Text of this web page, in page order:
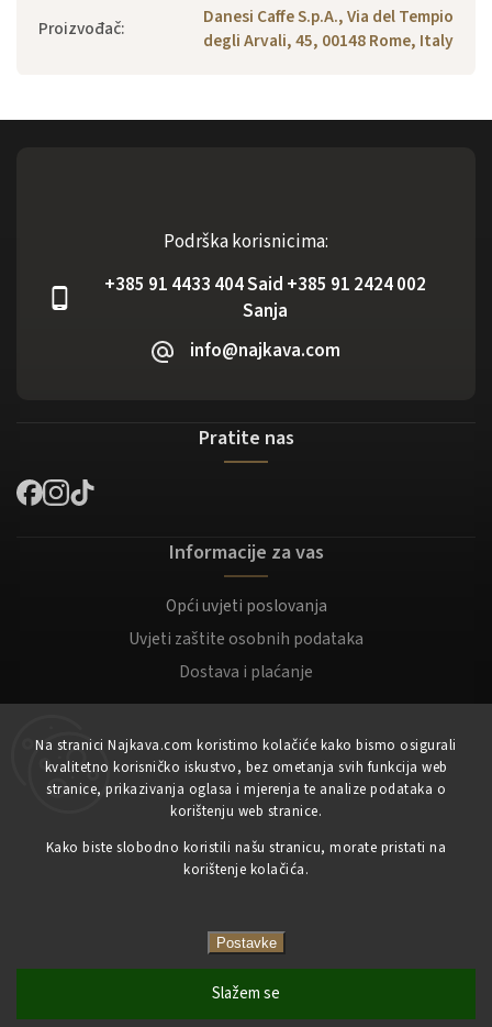
Na stranici Najkava.com koristimo kolačiće kako bismo osigurali
kvalitetno korisničko iskustvo, bez ometanja svih funkcija web
stranice, prikazivanja oglasa i mjerenja te analize podataka o
korištenju web stranice.
Kako biste slobodno koristili našu stranicu, morate pristati na
korištenje kolačića.
Postavke
Slažem se
Proizvođač:
Danesi Caffe S.p.A., Via del Tempio
degli Arvali, 45, 00148 Rome, Italy
Podrška korisnicima:
+385 91 4433 404 Said +385 91 2424 002
Sanja
info@najkava.com
Pratite nas
Informacije za vas
Opći uvjeti poslovanja
Uvjeti zaštite osobnih podataka
Dostava i plaćanje
Moj račun
Registracija
Prijaviti se
Copyright 2023NajKava.com